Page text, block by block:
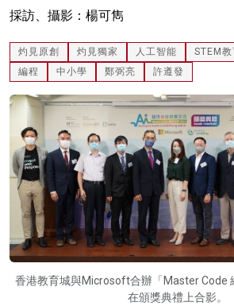
採訪、攝影：楊可雋
灼見原創 灼見獨家 人工智能 STEM教
編程
中小學 鄭弼亮 許遵發
香港教育城與Microsoft合辦「Master Code
在頒獎典禮上合影。